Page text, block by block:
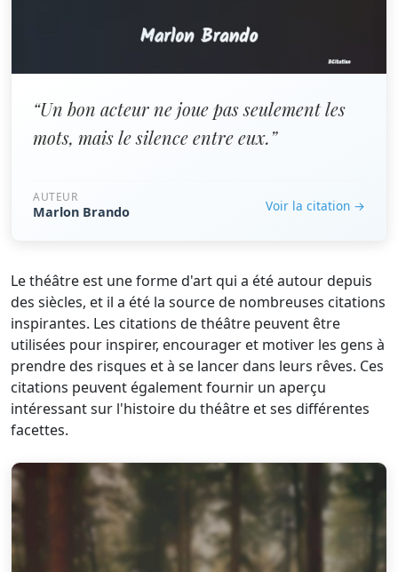
“Un bon acteur ne joue pas seulement les
mots, mais le silence entre eux.”
AUTEUR
Marlon Brando Voir la citation →
Le théâtre est une forme d'art qui a été autour depuis
des siècles, et il a été la source de nombreuses citations
inspirantes. Les citations de théâtre peuvent être
utilisées pour inspirer, encourager et motiver les gens à
prendre des risques et à se lancer dans leurs rêves. Ces
citations peuvent également fournir un aperçu
intéressant sur l'histoire du théâtre et ses différentes
facettes.